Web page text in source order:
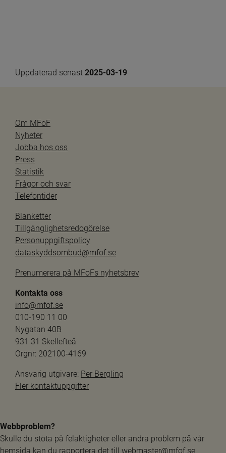
Uppdaterad senast 2025-03-19
Om MFoF
Nyheter
Jobba hos oss
Press
Statistik
Frågor och svar
Telefontider
Blanketter
Tillgänglighetsredogörelse
Personuppgiftspolicy
dataskyddsombud@mfof.se
Prenumerera på MFoFs nyhetsbrev
Kontakta oss
info@mfof.se
010-190 11 00
Nygatan 40B
931 31 Skellefteå
Orgnr: 202100-4169
Ansvarig utgivare: Per Bergling
Fler kontaktuppgifter
Webbproblem?
Skulle du stöta på felaktigheter eller andra problem på vår
hemsida kan du rapportera det till webmaster@mfof.se